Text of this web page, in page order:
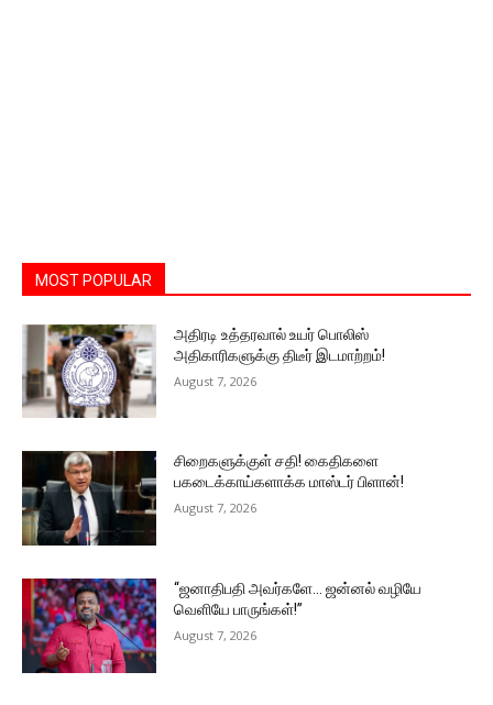
MOST POPULAR
அதிரடி உத்தரவால் உயர் பொலிஸ்
அதிகாரிகளுக்கு திடீர் இடமாற்றம்!
August 7, 2026
சிறைகளுக்குள் சதி! கைதிகளை
பகடைக்காய்களாக்க மாஸ்டர் பிளான்!
August 7, 2026
“ஜனாதிபதி அவர்களே… ஜன்னல் வழியே
வெளியே பாருங்கள்!”
August 7, 2026